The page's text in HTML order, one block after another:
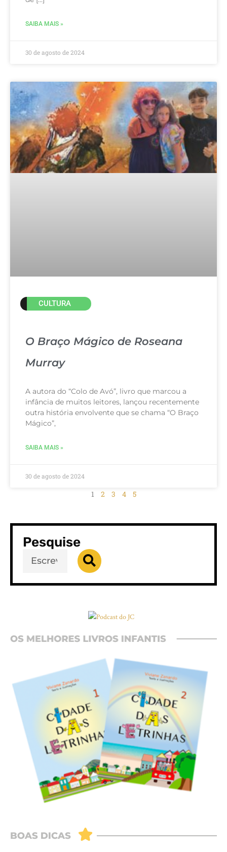
SAIBA MAIS »
30 de agosto de 2024
CULTURA
O Braço Mágico de Roseana
Murray
A autora do “Colo de Avó”, livro que marcou a
infância de muitos leitores, lançou recentemente
outra história envolvente que se chama “O Braço
Mágico”,
SAIBA MAIS »
30 de agosto de 2024
1 2 3 4 5
Pesquise